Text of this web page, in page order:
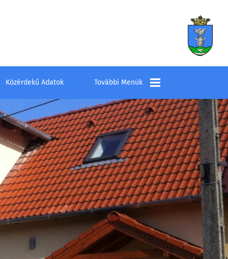
Közérdekű Adatok További Menük
Település
Elérhetőségek
Látnivalók
Szombathelyi
Kistérség Többcélú
Társulás